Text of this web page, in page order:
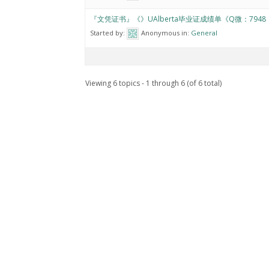
『文凭证书』《》UAlberta毕业证成绩单《Q微：7948
Started by: Anonymous in: General
Viewing 6 topics - 1 through 6 (of 6 total)